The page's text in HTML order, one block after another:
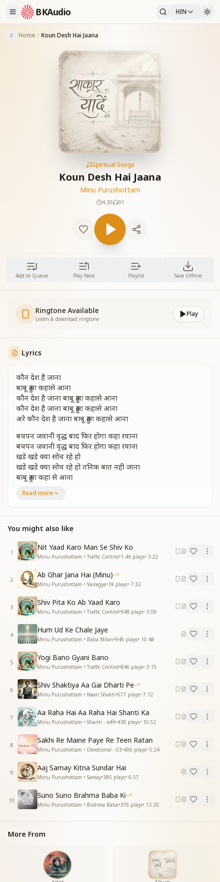
BKAudio HIN
Home Koun Desh Hai Jaana
Spiritual Songs
Koun Desh Hai Jaana
Minu Purushottam
4:20 91
Add to Queue Play Next Playlist Save Offline
Ringtone Available
Listen & download ringtone
Play
Lyrics
कौन देश है जाना
बाबू हुआ कहासे आना
कौन देश है जाना बाबू हुआ कहासे आना
कौन देश है जाना बाबू हुआ कहासे आना
अरे कौन देश है जाना बाबू हुआ कहासे आना
बचपन जवानी वृद्ध बाद फिर होगा कहा रवाना
बचपन जवानी वृद्ध बाद फिर होगा कहा रवाना
खडे खडे क्या सोच रहे हो
खडे खडे क्या सोच रहे हो तनिक बात नही जाना
बाबू हुआ कहा से आना
घमंड इतना नशे के स्वामी खुद को नहीं पहचाना
शिव पिता बिन मार्ग न सूझे
शिव पिता बिन मार्ग न सूझे समज के पाव उठाना
बाबा जाता समय सुहाना
कौन देश है जाना बाबू हुआ कहासे आना
कौन देश है जाना
शरीर छुटा मिली न मंजिल फिर पीछे पछताना
शरीर छुटा मिली न मंजिल फिर पीछे पछताना
वरसा जन्म जन्म का कमांना
जीते जी मरजीवा बनकर
जीते जी मर्जिवा बनकर छोड़के सभी बहाना
बाबू मुक्तिधाम है जाना
मुक्तिधाम है जाना बाबू मुक्तिधाम है जाना
अहम आत्मा निश्चय करके प्रभु से योग लगाना
अहम आत्मा निश्चय करके प्रभु से योग लगाना
पाना अखुट खजाना
पाना अखुट खजाना
सोचो सोचो ओ मन मूरख
सोचो सोचो ओ मन मूरख
छोड़ के सभी बहाना
रहा न अब जमाना
कौन देश है जाना बाबू हुआ कहासे आना
अरे कौन देश है जाना बाबू हुआ कहासे आना
कौन देश है जाना बाबू
कौन देश है जाना बाबू हुआ कहासे आना
अरे कौन देश है जाना बाबू हुआ कहासे आना
___________
Read more
You might also like
1
Nit Yaad Karo Man Se Shiv Ko
Minu Purushottam • Traffic Control•1.4K plays• 3:22
2
Ab Ghar Jana Hai (Minu)
Minu Purushottam • Vairagya•1K plays• 7:32
3
Shiv Pita Ko Ab Yaad Karo
Minu Purushottam • Traffic Control•948 plays• 3:09
4
Hum Ud Ke Chale Jaye
Minu Purushottam • Baba Milan•946 plays• 10:48
5
Yogi Bano Gyani Bano
Minu Purushottam • Traffic Control•846 plays• 3:15
6
Shiv Shaktiya Aa Gai Dharti Pe
Minu Purushottam • Naari Shakti•677 plays• 7:12
7
Aa Raha Hai Aa Raha Hai Shanti Ka
Minu Purushottam • Shanti - शांति•438 plays• 10:52
8
Sakhi Re Maine Paye Re Teen Ratan
Minu Purushottam • Devotional - 03•406 plays• 5:24
9
Aaj Samay Kitna Sundar Hai
Minu Purushottam • Samay•385 plays• 6:57
10
Suno Suno Brahma Baba Ki
Minu Purushottam • Brahma Baba•376 plays• 13:20
More From